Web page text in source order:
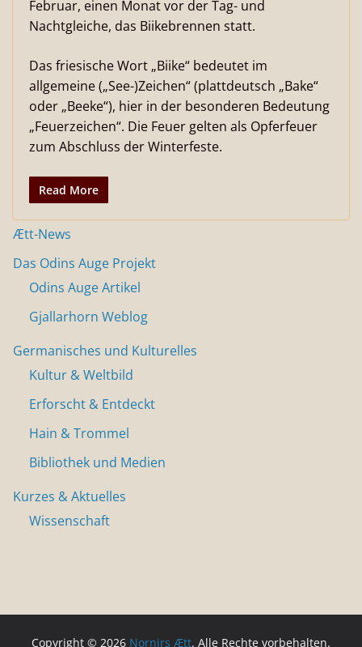
Februar, einen Monat vor der Tag- und
Nachtgleiche, das Biikebrennen statt.
Das friesische Wort „Biike“ bedeutet im
allgemeine („See-)Zeichen“ (plattdeutsch „Bake“
oder „Beeke“), hier in der besonderen Bedeutung
„Feuerzeichen“. Die Feuer gelten als Opferfeuer
zum Abschluss der Winterfeste.
Read More
Ætt-News
Das Odins Auge Projekt
Odins Auge Artikel
Gjallarhorn Weblog
Germanisches und Kulturelles
Kultur & Weltbild
Erforscht & Entdeckt
Hain & Trommel
Bibliothek und Medien
Kurzes & Aktuelles
Wissenschaft
Copyright © 2026 Nornirs Ætt. Alle Rechte vorbehalten.